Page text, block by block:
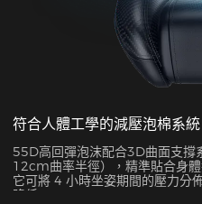
符合人體工學的減壓泡棉系統
55D高回彈泡沫配合3D曲面支
12cm曲率半徑），精準貼合身
它可將 4 小時坐姿期間的壓力分
降低 38%。